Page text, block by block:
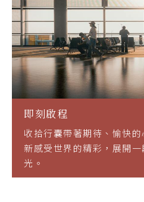
即刻啟程
收拾行囊帶著期待、愉快
新感受世界的精彩，展開
光。